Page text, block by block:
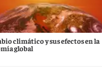
climático y sus efectos en la
global